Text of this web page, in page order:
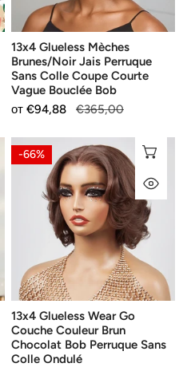
Colle
Coupe
Courte
Vague
Bouclée
Bob
13x4 Glueless Mèches
Brunes/Noir Jais Perruque
Sans Colle Coupe Courte
Vague Bouclée Bob
Продажна
от €94,88
Редовна
€365,00
ИЗБЕРЕТЕ ОПЦИИ
БЪРЗ ПОГЛЕД
13x4
Glueless
Couche
Chocolat
Bob
Perruque
Sans
Colle
-66%
13x4 Glueless Wear Go
Couche Couleur Brun
Chocolat Bob Perruque Sans
Colle Ondulé